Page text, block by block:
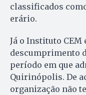
classificados
erário.
Já o Instituto
descumprimento
período em que
Quirinópolis. De
organização não